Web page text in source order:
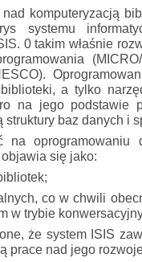
komputeryzacją
systemu
0 takim właśnie
a tylko
na jego podstawie
baz danych i
na
się jako:
co w chwili
w trybie
że system ISIS
prace nad jego